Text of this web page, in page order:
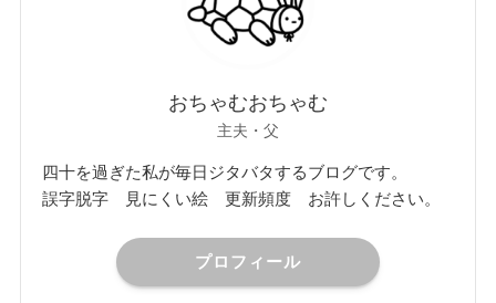
おちゃむおちゃむ
主夫・父
四十を過ぎた私が毎日ジタバタするブログです。
誤字脱字 見にくい絵 更新頻度 お許しください。
プロフィール